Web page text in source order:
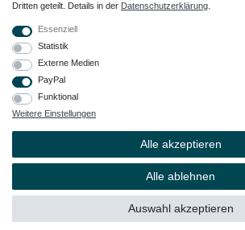
Warenzeichen Ihrer Eigentümer.
© Copyright 2026 – Dauerkauer | Alle Rechte vorbehalten.
Dritten geteilt. Details in der Daten­schutz­erklärung
Essenziell
Statistik
Externe Medien
PayPal
Funktional
Weitere Einstellungen
Alle akzeptieren
Alle ablehnen
Auswahl akzeptieren